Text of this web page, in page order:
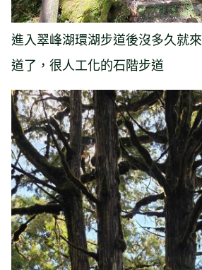
進入翠峰湖環湖步道後沒多久就
道了，很人工化的石階步道